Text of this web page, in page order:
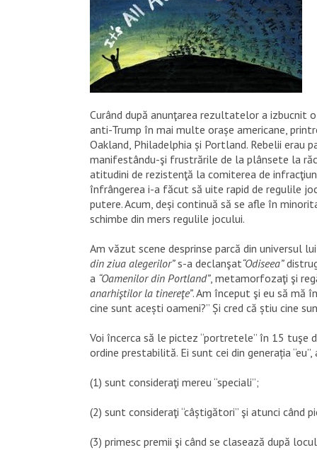
Curând după anunţarea rezultatelor a izbucnit
anti-Trump în mai multe orașe americane,
Oakland, Philadelphia și Portland. Rebelii erau
manifestându-şi frustrările de la plânsete la
atitudini de rezistenţă la comiterea de
înfrângerea i-a făcut să uite rapid de regulile
putere. Acum, deși continuă să se afle în
schimbe din mers regulile jocului.
Am văzut scene desprinse parcă din universul
din ziua alegerilor”s-a declanşat“Odiseea”
a “Oamenilor din Portland”, metamorfozaţi şi
anarhiştilor la tinereţe”. Am început şi eu să mă
cine sunt acești oameni?” Și cred că știu cine
Voi încerca să le pictez “portretele” în 15 tuşe
ordine prestabilită. Ei sunt cei din generația “eu”,
(1) sunt consideraţi mereu “speciali”;
(2) sunt consideraţi “câștigători” şi atunci când
(3) primesc premii şi când se clasează după